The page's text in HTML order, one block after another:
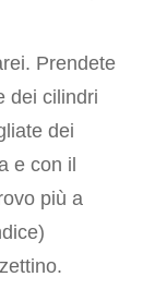
Prendete
dei cilindri
dei
e con il
più a